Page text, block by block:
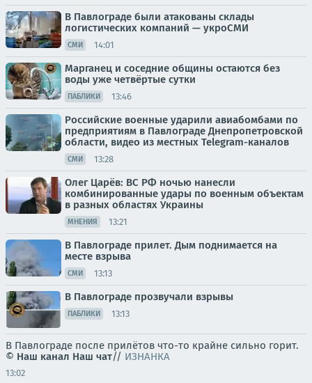
В Павлограде были атакованы склады
логистических компаний — укроСМИ
СМИ 14:01
Марганец и соседние общины остаются без
воды уже четвёртые сутки
ПАБЛИКИ 13:46
Российские военные ударили авиабомбами по
предприятиям в Павлограде Днепропетровской
области, видео из местных Telegram-каналов
СМИ 13:28
Олег Царёв: ВС РФ ночью нанесли
комбинированные удары по военным объектам
в разных областях Украины
МНЕНИЯ 13:21
В Павлограде прилет. Дым поднимается на
месте взрыва
СМИ 13:13
В Павлограде прозвучали взрывы
ПАБЛИКИ 13:13
В Павлограде после прилётов что-то крайне сильно горит.
© Наш канал Наш чат// ИЗНАНКА
13:02